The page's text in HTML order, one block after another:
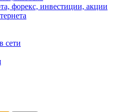
форекс, инвестиции, акции
сети